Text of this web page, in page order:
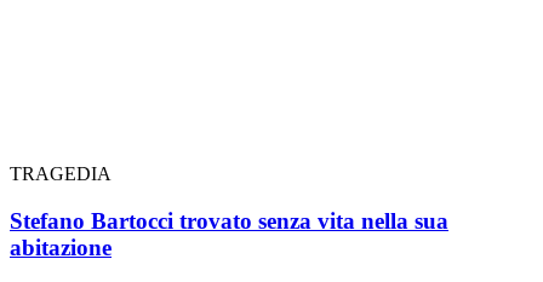
TRAGEDIA
Stefano Bartocci trovato senza vita nella sua
abitazione